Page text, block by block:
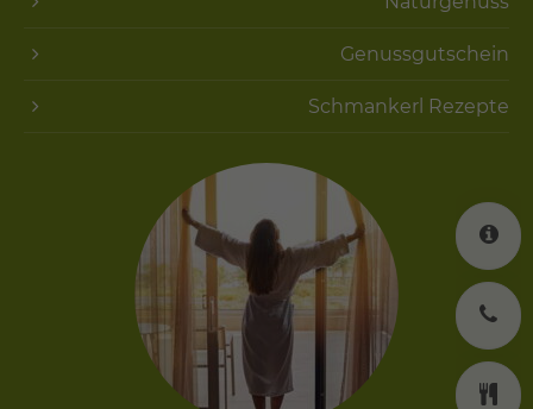
Genussgutschein
Schmankerl Rezepte